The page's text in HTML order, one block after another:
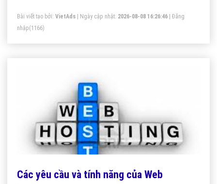
Bài viết tạo bởi: VietAds | Ngày cập nhật: 2026-08-08 16:26:46
Đăng
nhập(1166)
Các yêu cầu và tính năng của Web